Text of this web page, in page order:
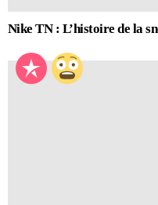
Nike TN : L’histoire de la